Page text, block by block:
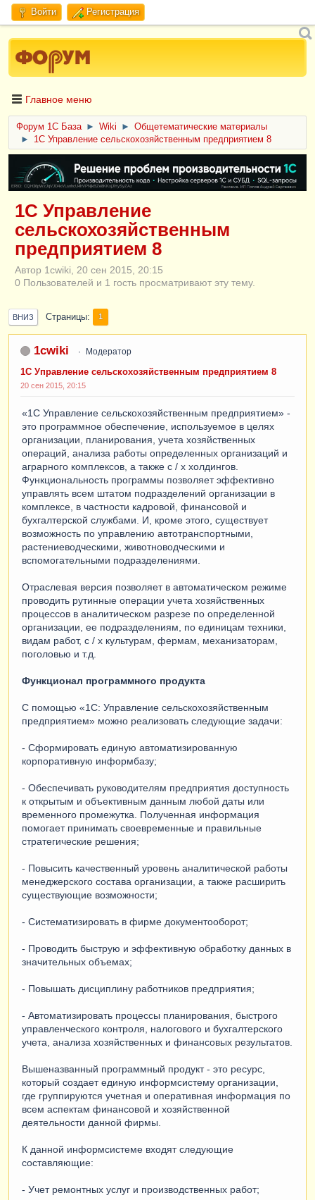
Войти Регистрация
Главное меню
Форум 1C База ► Wiki ►
Общетематические материалы
►
1С Управление сельскохозяйственным предприятием 8
ERID: CQH36pWzJqVJD4xVLsnhcU4hVPNjkBZe8KKxjJiYySyZAz
1С Управление
сельскохозяйственным
предприятием 8
Автор 1cwiki, 20 сен 2015, 20:15
0 Пользователей и 1 гость просматривают эту тему.
ВНИЗ Страницы 1
1cwiki Модератор
1С Управление сельскохозяйственным предприятием 8
20 сен 2015, 20:15
«1С Управление сельскохозяйственным предприятием» -
это программное обеспечение, используемое в целях
организации, планирования, учета хозяйственных
операций, анализа работы определенных организаций и
аграрного комплексов, а также с / х холдингов.
Функциональность программы позволяет эффективно
управлять всем штатом подразделений организации в
комплексе, в частности кадровой, финансовой и
бухгалтерской службами. И, кроме этого, существует
возможность по управлению автотранспортными,
растениеводческими, животноводческими и
вспомогательными подразделениями.
Отраслевая версия позволяет в автоматическом режиме
проводить рутинные операции учета хозяйственных
процессов в аналитическом разрезе по определенной
организации, ее подразделениям, по единицам техники,
видам работ, с / х культурам, фермам, механизаторам,
поголовью и т.д.
Функционал программного продукта
С помощью «1С: Управление сельскохозяйственным
предприятием» можно реализовать следующие задачи:
- Сформировать единую автоматизированную
корпоративную информбазу;
- Обеспечивать руководителям предприятия доступность
к открытым и объективным данным любой даты или
временного промежутка. Полученная информация
помогает принимать своевременные и правильные
стратегические решения;
- Повысить качественный уровень аналитической работы
менеджерского состава организации, а также расширить
существующие возможности;
- Систематизировать в фирме документооборот;
- Проводить быструю и эффективную обработку данных в
значительных объемах;
- Повышать дисциплину работников предприятия;
- Автоматизировать процессы планирования, быстрого
управленческого контроля, налогового и бухгалтерского
учета, анализа хозяйственных и финансовых результатов.
Вышеназванный программный продукт - это ресурс,
который создает единую информсистему организации,
где группируются учетная и оперативная информация по
всем аспектам финансовой и хозяйственной
деятельности данной фирмы.
К данной информсистеме входят следующие
составляющие:
- Учет ремонтных услуг и производственных работ;